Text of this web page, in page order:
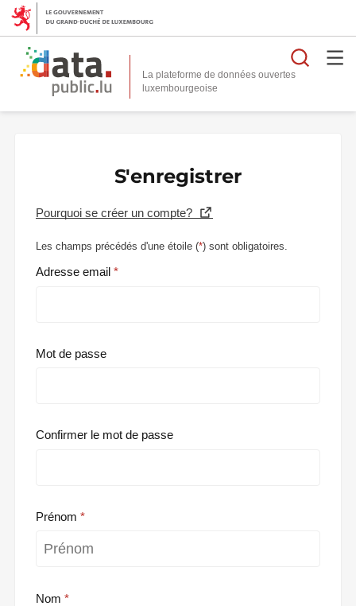
La plateforme de données ouvertes
S'enregistrer
Pourquoi se créer un compte?
Les champs précédés d'une étoile (*) sont obligatoires.
Adresse email
Mot de passe
Confirmer le mot de passe
Prénom
Nom